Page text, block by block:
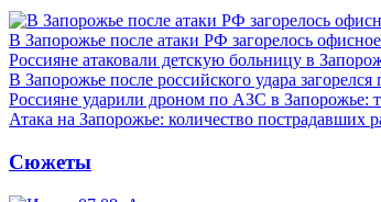
В Запорожье после атаки РФ загорелось
Россияне атаковали детскую больницу в
В Запорожье после российского удара
Россияне ударили дроном по АЗС в Запорожье:
Атака на Запорожье: количество пострадавших
Сюжеты